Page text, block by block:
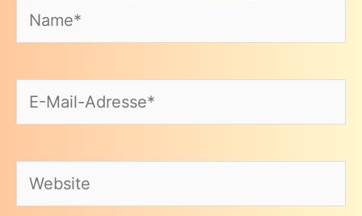
Name*
E-
Mail-
Website